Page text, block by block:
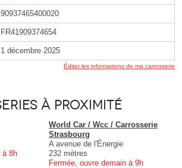
90937465400020
FR41909374654
1 décembre 2025
Éditer les informations de ma carrosserie
à proximité
à 8h
World Car / Wcc / Carrosserie
Strasbourg
A avenue de l'Énergie
232 mètres
Fermée, ouvre demain à 9h